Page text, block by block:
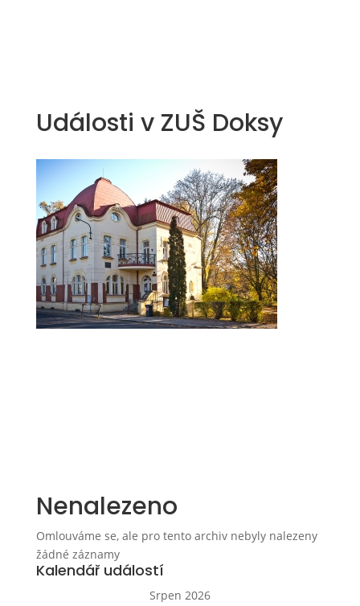
Události v ZUŠ Doksy
Nenalezeno
Omlouváme se, ale pro tento archiv nebyly nalezeny
žádné záznamy
Kalendář událostí
Srpen 2026